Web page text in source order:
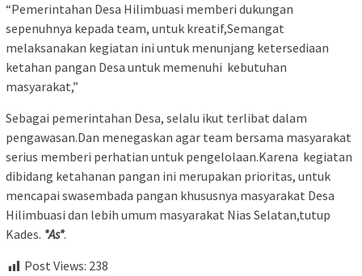
“Pemerintahan Desa Hilimbuasi memberi dukungan
sepenuhnya kepada team, untuk kreatif,Semangat
melaksanakan kegiatan ini untuk menunjang ketersediaan
ketahan pangan Desa untuk memenuhi kebutuhan
masyarakat,”
Sebagai pemerintahan Desa, selalu ikut terlibat dalam
pengawasan.Dan menegaskan agar team bersama masyarakat
serius memberi perhatian untuk pengelolaan.Karena kegiatan
dibidang ketahanan pangan ini merupakan prioritas, untuk
mencapai swasembada pangan khususnya masyarakat Desa
Hilimbuasi dan lebih umum masyarakat Nias Selatan,tutup
Kades. *As*.
Post Views: 238